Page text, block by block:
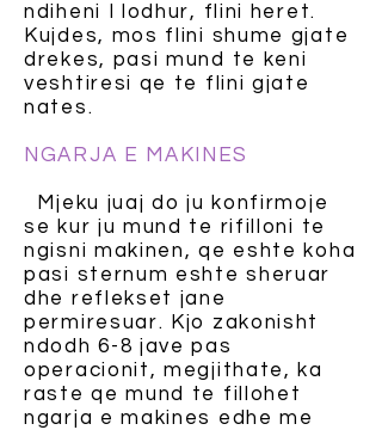
ndiheni I lodhur, flini heret.
Kujdes, mos flini shume gjate
drekes, pasi mund te keni
veshtiresi qe te flini gjate
nates.
NGARJA E MAKINES
Mjeku juaj do ju konfirmoje
se kur ju mund te rifilloni te
ngisni makinen, qe eshte koha
pasi sternum eshte sheruar
dhe reflekset jane
permiresuar. Kjo zakonisht
ndodh 6-8 jave pas
operacionit, megjithate, ka
raste qe mund te fillohet
ngarja e makines edhe me